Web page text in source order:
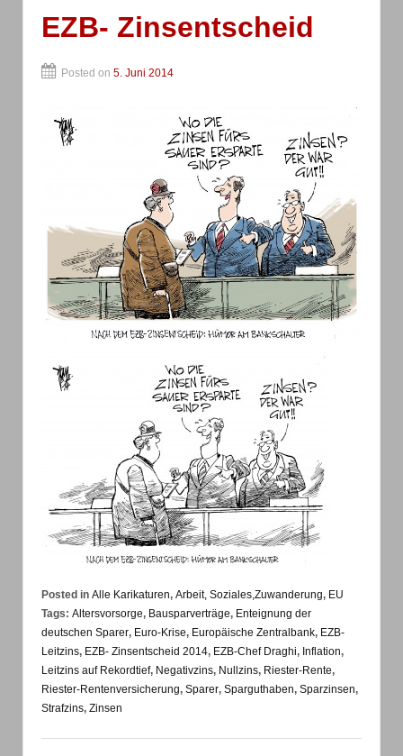
EZB- Zinsentscheid
Posted on 5. Juni 2014
Posted in Alle Karikaturen, Arbeit, Soziales,Zuwanderung, EU
Tags: Altersvorsorge, Bausparverträge, Enteignung der
deutschen Sparer, Euro-Krise, Europäische Zentralbank, EZB-
Leitzins, EZB- Zinsentscheid 2014, EZB-Chef Draghi, Inflation,
Leitzins auf Rekordtief, Negativzins, Nullzins, Riester-Rente,
Riester-Rentenversicherung, Sparer, Sparguthaben, Sparzinsen,
Strafzins, Zinsen